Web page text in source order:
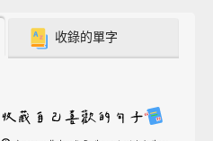
收錄的單字